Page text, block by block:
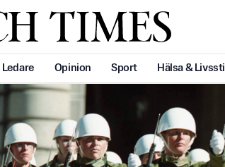
Times
Ledare Opinion Sport Hälsa & Livsstil